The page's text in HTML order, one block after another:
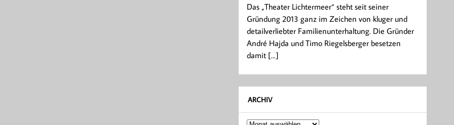
Das „Theater Lichtermeer“ steht seit seiner
Gründung 2013 ganz im Zeichen von kluger und
detailverliebter Familienunterhaltung. Die Gründer
André Hajda und Timo Riegelsberger besetzen
damit [...]
ARCHIV
Archiv